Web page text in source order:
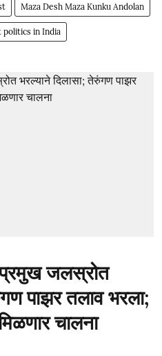
Maza Desh Maza Kunku Andolan
politics in India
प्रमुख जलस्रोत
पाझर तलाव भरला;
चालना